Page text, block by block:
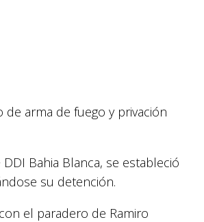
arma de fuego y privación
Bahia Blanca, se estableció
su detención.
el paradero de Ramiro